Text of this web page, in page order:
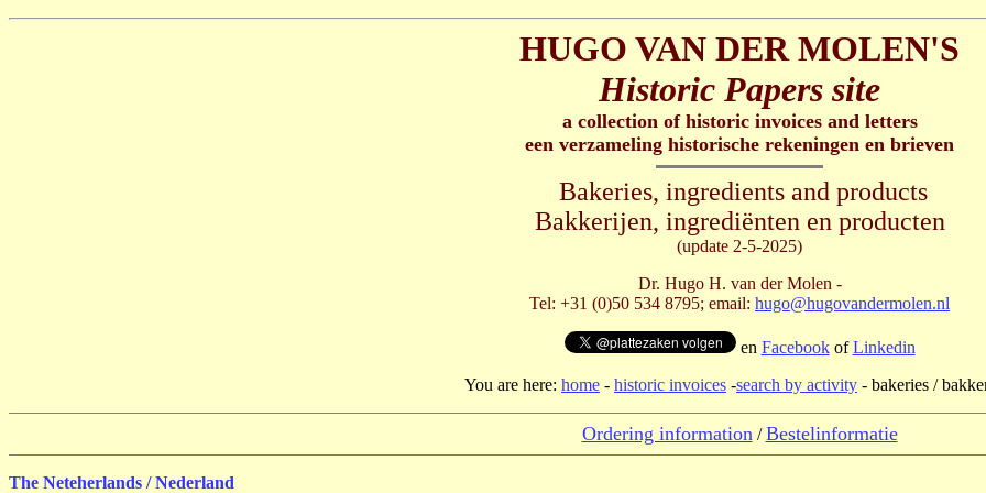
HUGO VAN DER MOLEN'S
Historic Papers site
a collection of historic invoices and letters
een verzameling historische rekeningen en brieven
Bakeries, ingredients and products
Bakkerijen, ingrediënten en producten
(update 2-5-2025)
Dr. Hugo H. van der Molen -
Tel: +31 (0)50 534 8795; email: hugo@hugovandermolen.nl
en FacebookofLinkedin
You are here: home - historic invoices -search by activity - bakeries /
Ordering information /Bestelinformatie
The Neteherlands / Nederland